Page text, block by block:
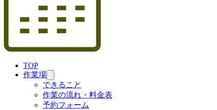
TOP
作業場
できること
作業の流れ・料金表
予約フォーム